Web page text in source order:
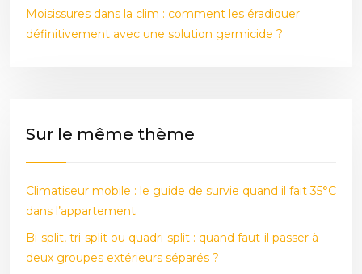
Moisissures dans la clim : comment les éradiquer
définitivement avec une solution germicide ?
Sur le même thème
Climatiseur mobile : le guide de survie quand il fait 35°C
dans l’appartement
Bi-split, tri-split ou quadri-split : quand faut-il passer à
deux groupes extérieurs séparés ?